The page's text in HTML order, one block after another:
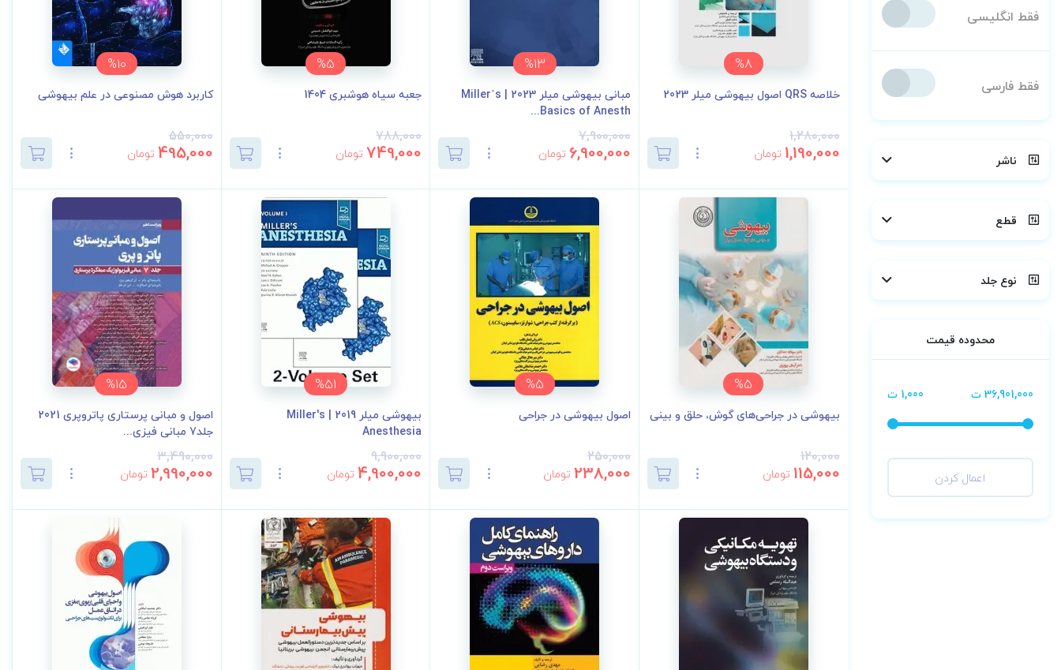
فقط انگلیسی
فقط فارسی
ناشر
قطع
نوع جلد
محدوده قیمت
1,000 ت 36,901,000 ت
اعمال کردن
%8
خلاصه QRS اصول بیهوشی میلر 2023
1,280,000
1,190,000 تومان
%13
مبانی بیهوشی میلر 2023 | Miller’s
Basics of Anesth...
7,900,000
6,900,000 تومان
%5
جعبه سیاه هوشبری 1404
788,000
749,000 تومان
%10
کاربرد هوش مصنوعی در علم بیهوشی
550,000
495,000 تومان
%5
بیهوشی در جراحی‌های گوش، حلق و بینی
120,000
115,000 تومان
%5
اصول بیهوشی در جراحی
250,000
238,000 تومان
%51
بیهوشی میلر 2019 | Miller's
Anesthesia
9,900,000
4,900,000 تومان
%15
اصول و مبانی پرستاری پاتروپری 2021
جلد7 مبانی فیزی...
3,490,000
2,990,000 تومان